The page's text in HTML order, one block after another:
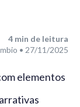
4 min de leitura
• 27/11/2025
elementos